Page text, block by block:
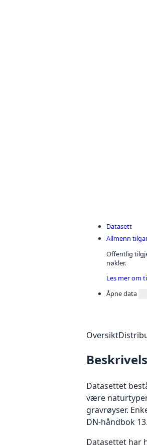
Datasett
Allmenn
Offentlig
nøkler.
Les mer om
Åpne data
Oversikt
Datasettet
være
gravrøyser.
DN-håndbok 13.
Datasettet har